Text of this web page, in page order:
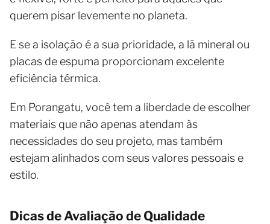
querem pisar levemente no planeta.
E se a isolação é a sua prioridade, a lã mineral ou
placas de espuma proporcionam excelente
eficiência térmica.
Em Porangatu, você tem a liberdade de escolher
materiais que não apenas atendam às
necessidades do seu projeto, mas também
estejam alinhados com seus valores pessoais e
estilo.
Dicas de Avaliação de Qualidade